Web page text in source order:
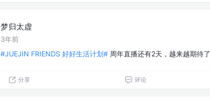
梦归太虚
3年前
#JUEJIN FRIENDS 好好生活计划# 周年直播还有2天，越来越期待了
分享 评论